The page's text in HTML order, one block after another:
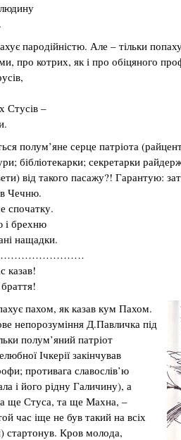
пародійністю. Але – тільки
про котрих, як і про обіцяного
Стусів –
полум’яне серце патріота
бібліотекарки; секретарки
від такого пасажу?! Гарантую:
в Чечню.
спочатку.
і брехню
нащадки.
казав!
пахом, як казав кум Пахом.
непорозуміння Д.Павличка під
полум’яний патріот
Ічкерії закінчував
противага славослів’ю
і його рідну Галичину), а
ще Стуса, та ще Махна, –
час іще не був такий на всіх
стартонув. Кров молода,